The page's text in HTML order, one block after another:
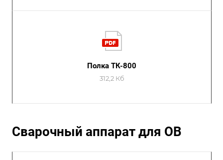
Полка ТК-800
312,2 Кб
Сварочный аппарат для ОВ